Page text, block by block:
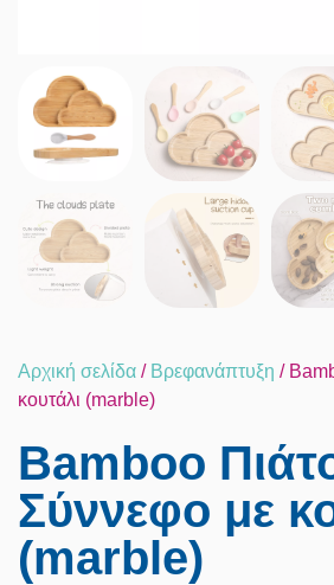
Αρχική σελίδα / Βρεφανάπτυξη /
κουτάλι (marble)
Bamboo
Σύννεφο με
(marble)